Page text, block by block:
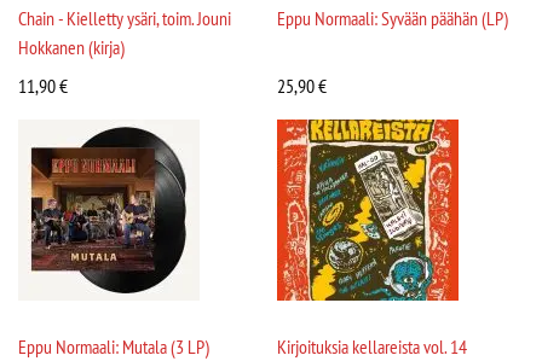
Chain - Kielletty ysäri, toim. Jouni
Hokkanen (kirja)
11,90€
Eppu Normaali: Syvään päähän (LP)
25,90€
Eppu Normaali: Mutala (3 LP)
Kirjoituksia kellareista vol. 14